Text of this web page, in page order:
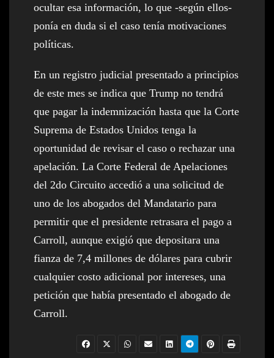
ocultar esa información, lo que -según ellos-
ponía en duda si el caso tenía motivaciones
políticas.
En un registro judicial presentado a principios
de este mes se indica que Trump no tendrá
que pagar la indemnización hasta que la Corte
Suprema de Estados Unidos tenga la
oportunidad de revisar el caso o rechazar una
apelación. La Corte Federal de Apelaciones
del 2do Circuito accedió a una solicitud de
uno de los abogados del Mandatario para
permitir que el presidente retrasara el pago a
Carroll, aunque exigió que depositara una
fianza de 7,4 millones de dólares para cubrir
cualquier costo adicional por intereses, una
petición que había presentado el abogado de
Carroll.